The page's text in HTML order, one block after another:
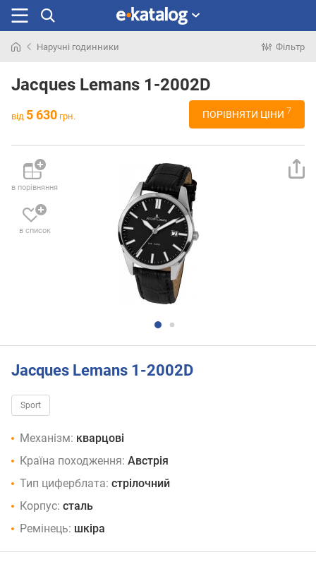
раніше
Наручні годинники Фільтр
Jacques Lemans 1-2002D
від 5 630 грн. ПОРІВНЯТИ ЦІНИ 7
в порівняння
в список
Jacques Lemans 1-2002D
Sport
Механізм: кварцові
Країна походження: Австрія
Тип циферблата: стрілочний
Корпус: сталь
Ремінець: шкіра